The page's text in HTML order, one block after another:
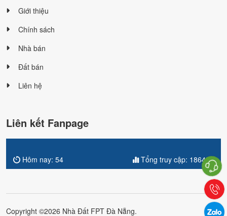
Giới thiệu
Chính sách
Nhà bán
Đất bán
Liên hệ
Liên kết Fanpage
Hôm nay: 54 Tổng truy cập: 186420
Copyright ©2026 Nhà Đất FPT Đà Nẵng.